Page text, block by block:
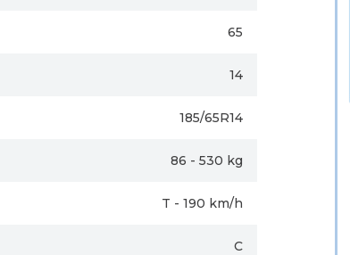
65
14
185/65R14
86 - 530 kg
T - 190 km/h
C